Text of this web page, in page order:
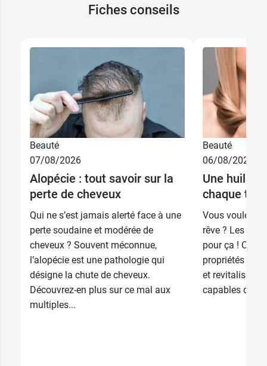
Fiches conseils
Beauté
07/08/2026
Alopécie : tout savoir sur la
perte de cheveux
Qui ne s’est jamais alerté face à une
perte soudaine et modérée de
cheveux ? Souvent méconnue,
l’alopécie est une pathologie qui
désigne la chute de cheveux.
Découvrez-en plus sur ce mal aux
multiples...
Beauté
06/08/2026
Une huile
chaque
Vous voulez
rêve ? Les
pour ça !
propriétés
et
capables de